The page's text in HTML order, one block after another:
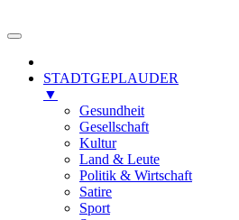
STADTGEPLAUDER
▼
Gesundheit
Gesellschaft
Kultur
Land & Leute
Politik & Wirtschaft
Satire
Sport